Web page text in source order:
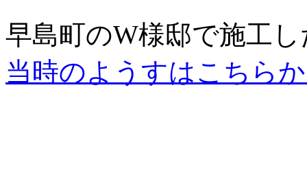
早島町のW様邸で施工
当時のようすはこちら